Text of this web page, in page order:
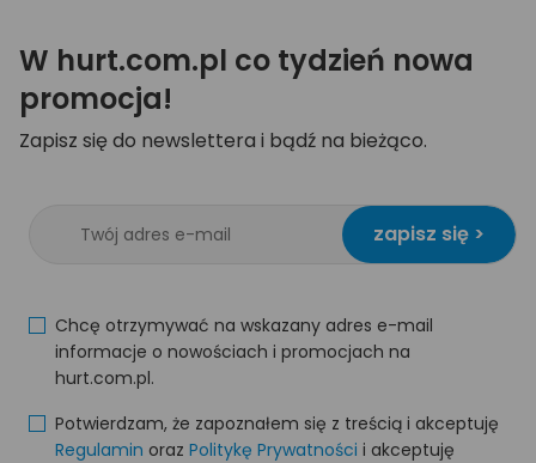
W hurt.com.pl co tydzień nowa
promocja!
Zapisz się do newslettera i bądź na bieżąco.
zapisz się >
Chcę otrzymywać na wskazany adres e-mail
informacje o nowościach i promocjach na
hurt.com.pl.
Potwierdzam, że zapoznałem się z treścią i akceptuję
Regulamin oraz Politykę Prywatności i akceptuję